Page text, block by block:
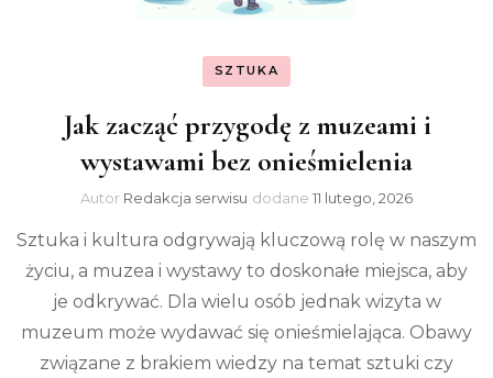
SZTUKA
Jak zacząć przygodę z muzeami i
wystawami bez onieśmielenia
Autor Redakcja serwisu dodane 11 lutego, 2026
Sztuka i kultura odgrywają kluczową rolę w naszym
życiu, a muzea i wystawy to doskonałe miejsca, aby
je odkrywać. Dla wielu osób jednak wizyta w
muzeum może wydawać się onieśmielająca. Obawy
związane z brakiem wiedzy na temat sztuki czy